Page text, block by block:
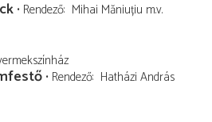
Rendező Mihai Măniuțiu m.v.
Rendező Hatházi András